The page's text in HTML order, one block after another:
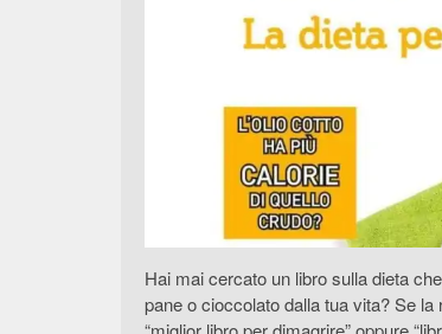
Hai mai cercato un libro sulla dieta
pane o cioccolato dalla tua vita? Se